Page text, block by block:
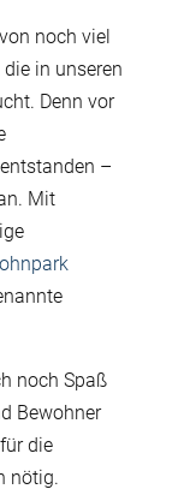
noch viel
in unseren
Denn vor
–
Mit
noch Spaß
Bewohner
die
nötig.